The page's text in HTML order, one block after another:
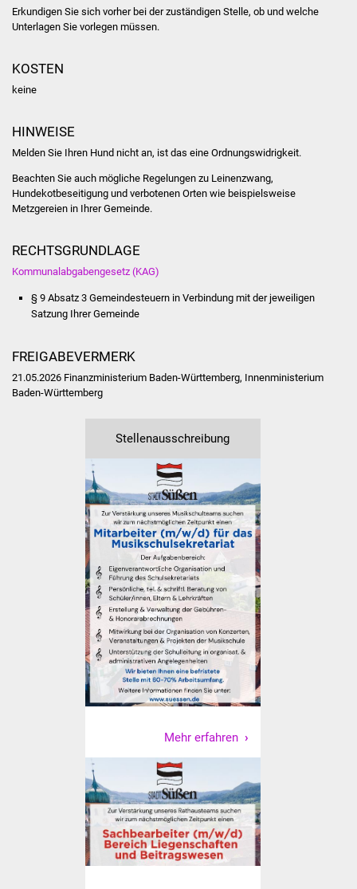
Bürger & Service
Formulare
Bürgerinfos
Kindergärten
Volkshochschule
Kirchen
Lokale Agenda
Jugendhaus
Fachteam Jugend
Kinder- und
Familienzentrum
Stadtwerke
Suenergie
NETZMonitor
Gesundheit und Notfall
Ärzte und Apotheken
Pflege von Angehörigen
Erkundigen Sie sich vorher bei der zuständigen Stelle, ob und welche
Unterlagen Sie vorlegen müssen.
KOSTEN
keine
HINWEISE
Melden Sie Ihren Hund nicht an, ist das eine Ordnungswidrigkeit.
Beachten Sie auch mögliche Regelungen zu Leinenzwang,
Hundekotbeseitigung und verbotenen Orten wie beispielsweise
Metzgereien in Ihrer Gemeinde.
RECHTSGRUNDLAGE
Kommunalabgabengesetz (KAG)
§ 9 Absatz 3 Gemeindesteuern in Verbindung mit der jeweiligen
Satzung Ihrer Gemeinde
FREIGABEVERMERK
21.05.2026 Finanzministerium Baden-Württemberg, Innenministerium
Baden-Württemberg
Stellenausschreibung
Mehr erfahren